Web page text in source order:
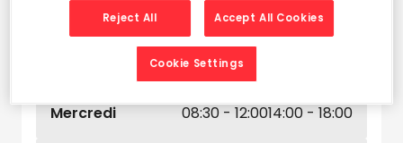
08:30 - 12:0014:00 - 18:00
08:30 - 12:00
Mercredi 08:30 - 12:0014:00 - 18:00
Reject All Accept All Cookies
Cookie Settings